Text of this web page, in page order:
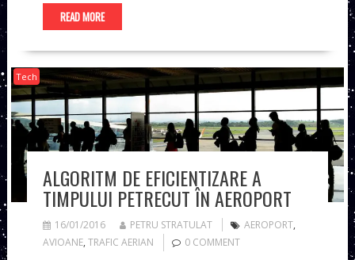
READ MORE
Tech
ALGORITM DE EFICIENTIZARE A
TIMPULUI PETRECUT ÎN AEROPORT
16/01/2016 PETRU STRATULAT AEROPORT,
AVIOANE, TRAFIC AERIAN 0 COMMENT